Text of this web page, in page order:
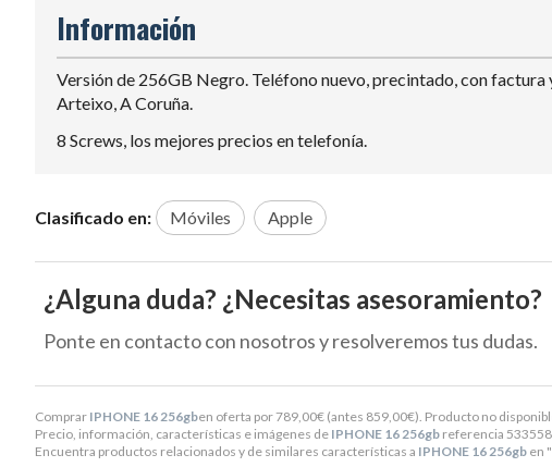
Comprar IPHONE 16 256gben oferta por789,00€ (antes 859,00€). Producto no
Precio, información, características e imágenes de IPHONE 16 256gb referencia
Encuentra productos relacionados y de similares características a IPHONE 16 256gb en
Información
Versión de 256GB Negro. Teléfono nuevo, precintado, con
Arteixo, A Coruña.
8 Screws, los mejores precios en telefonía.
Clasificado en: Móviles Apple
¿Alguna duda? ¿Necesitas asesoramiento?
Ponte en contacto con nosotros y resolveremos tus dudas.